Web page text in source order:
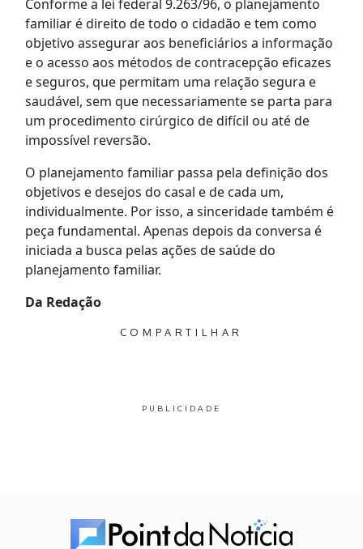
Conforme a lei federal 9.263/96, o planejamento
familiar é direito de todo o cidadão e tem como
objetivo assegurar aos beneficiários a informação
e o acesso aos métodos de contracepção eficazes
e seguros, que permitam uma relação segura e
saudável, sem que necessariamente se parta para
um procedimento cirúrgico de difícil ou até de
impossível reversão.
O planejamento familiar passa pela definição dos
objetivos e desejos do casal e de cada um,
individualmente. Por isso, a sinceridade também é
peça fundamental. Apenas depois da conversa é
iniciada a busca pelas ações de saúde do
planejamento familiar.
Da Redação
COMPARTILHAR
PUBLICIDADE